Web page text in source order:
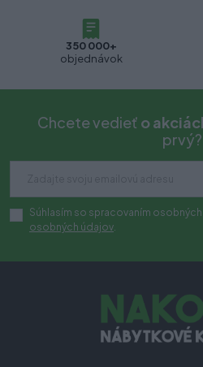
350 000+
objednávok
Chcete vedieť o
prvý?
Súhlasím so spracovaním osobných
osobných údajov